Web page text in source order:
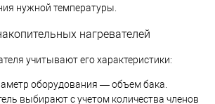
нужной температуры.
нагревателей
учитывают его характеристики:
оборудования — объем бака.
выбирают с учетом количества членов